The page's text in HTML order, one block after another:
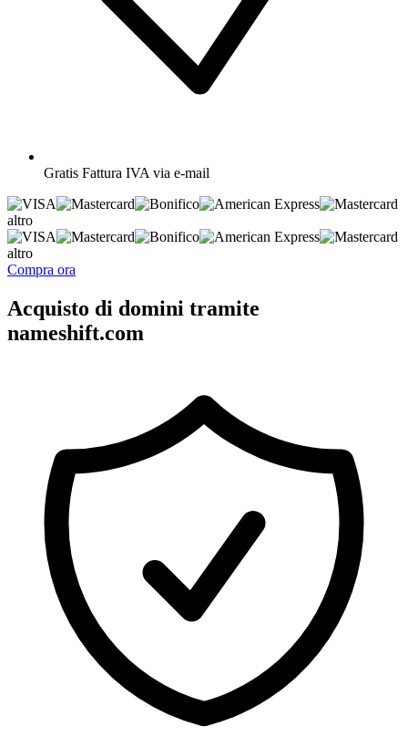
Gratis Fattura IVA via e-mail
altro
altro
Compra ora
Acquisto di domini tramite
nameshift.com